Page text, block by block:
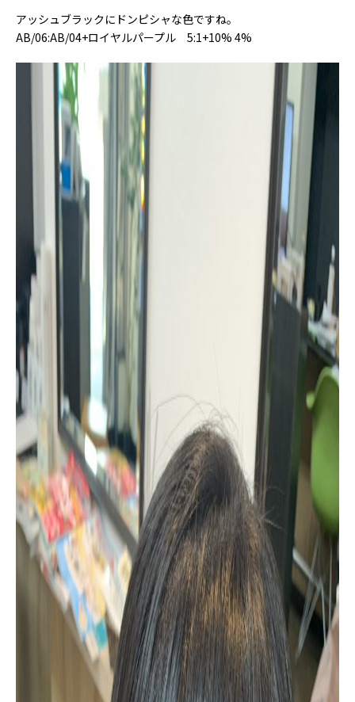
アッシュブラックにドンピシャな色ですね。
AB/06:AB/04+ロイヤルパープル 5:1+10% 4%